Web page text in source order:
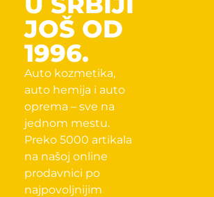
JOŠ OD
1996.
Auto kozmetika,
auto hemija i auto
oprema – sve na
jednom mestu.
Preko 5000 artikala
na našoj online
prodavnici po
najpovoljnijim